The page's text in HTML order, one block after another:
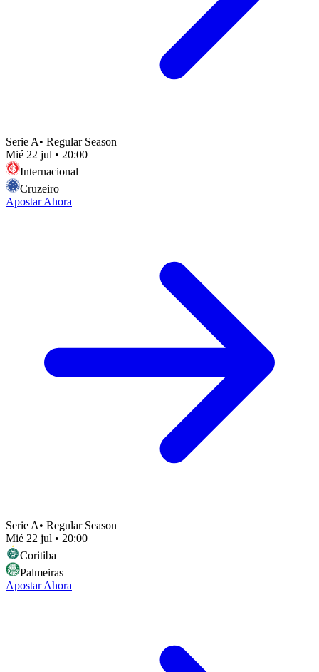
Serie A• Regular Season
Mié 22 jul • 20:00
Internacional
Cruzeiro
Apostar Ahora
Serie A• Regular Season
Mié 22 jul • 20:00
Coritiba
Palmeiras
Apostar Ahora